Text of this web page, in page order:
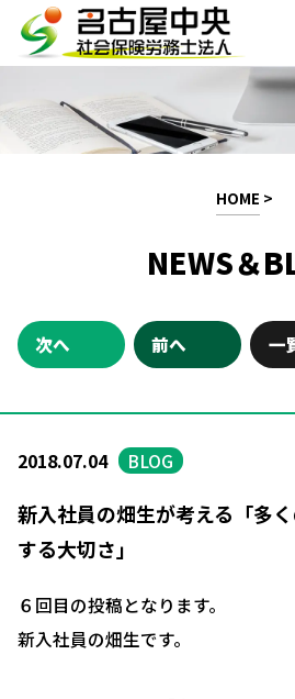
HOME >
NEWS＆
次へ 前へ 一
2018.07.04 BLOG
新入社員の畑生が考える「多
する大切さ」
６回目の投稿となります。
新入社員の畑生です。